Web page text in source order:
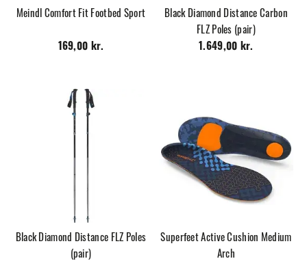
Meindl Comfort Fit Footbed Sport
169,00 kr.
Black Diamond Distance Carbon
FLZ Poles (pair)
1.649,00 kr.
Black Diamond Distance FLZ Poles
(pair)
Superfeet Active Cushion Medium
Arch